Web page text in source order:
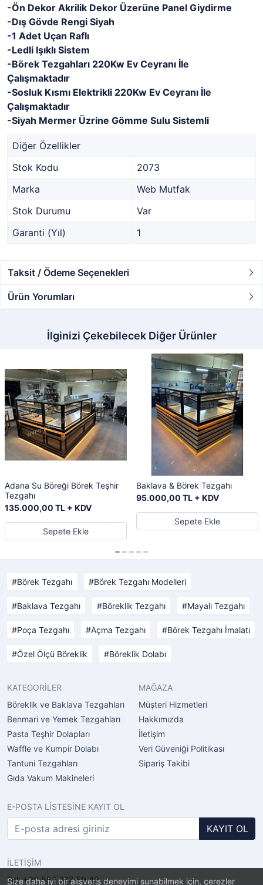
Size daha iyi bir alışveriş deneyimi sunabilmek için, çerezler
-Ön Dekor Akrilik Dekor Üzerüne Panel Giydirme
-Dış Gövde Rengi Siyah
-1 Adet Uçan Raflı
-Ledli Işıklı Sistem
-Börek Tezgahları 220Kw Ev Ceyranı İle
Çalışmaktadır
-Sosluk Kısmı Elektrikli 220Kw Ev Ceyranı İle
Çalışmaktadır
-Siyah Mermer Üzrine Gömme Sulu Sistemli
Diğer Özellikler
Stok Kodu
2073
Marka
Web Mutfak
Stok Durumu
Var
Garanti (Yıl)
1
Taksit / Ödeme Seçenekleri
Ürün Yorumları
İlginizi Çekebilecek Diğer Ürünler
Adana Su Böreği Börek Teşhir
Tezgahı
135.000,00 TL + KDV
Sepete Ekle
Baklava & Börek Tezgahı
95.000,00 TL + KDV
Sepete Ekle
Börek Tezgahı Börek Tezgahı Modelleri
Baklava Tezgahı Böreklik Tezgahı Mayalı Tezgahı
Poça Tezgahı Açma Tezgahı Börek Tezgahı İmalatı
Özel Ölçü Böreklik Böreklik Dolabı
KATEGORİLER
Böreklik ve Baklava Tezgahları
Benmari ve Yemek Tezgahları
Pasta Teşhir Dolapları
Waffle ve Kumpir Dolabı
Tantuni Tezgahları
Gıda Vakum Makineleri
MAĞAZA
Müşteri Hizmetleri
Hakkımızda
İletişim
Veri Güveniği Politikası
Sipariş Takibi
E-POSTA LİSTESİNE KAYIT OL
KAYIT OL
İLETİŞİM
Tel: +90 552 077 59 40